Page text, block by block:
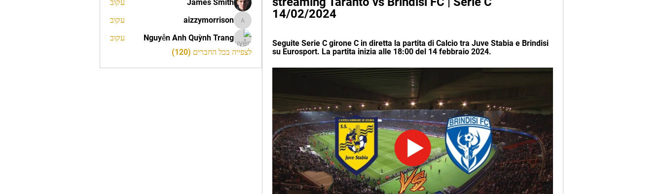
14/02/2024
Seguite Serie C girone C in diretta la partita di Calcio tra Juve Stabia e Brindisi
su Eurosport. La partita inizia alle 18:00 del 14 febbraio 2024.
James Smith
עקוב
aizzymorrison
aizzymorrison
עקוב
Nguyễn Anh Quỳnh Trang
עקוב
לצפייה בכל החברים (120)